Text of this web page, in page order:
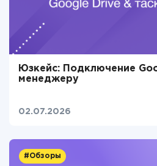
Юзкейс: Подключение
менеджеру
02.07.2026
#Обзоры